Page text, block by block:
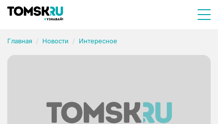
Главная Новости Интересное